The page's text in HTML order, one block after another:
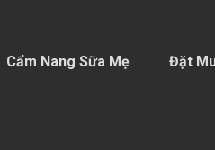
Cẩm Nang Sữa Mẹ Đặt